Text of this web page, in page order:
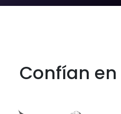
Confían